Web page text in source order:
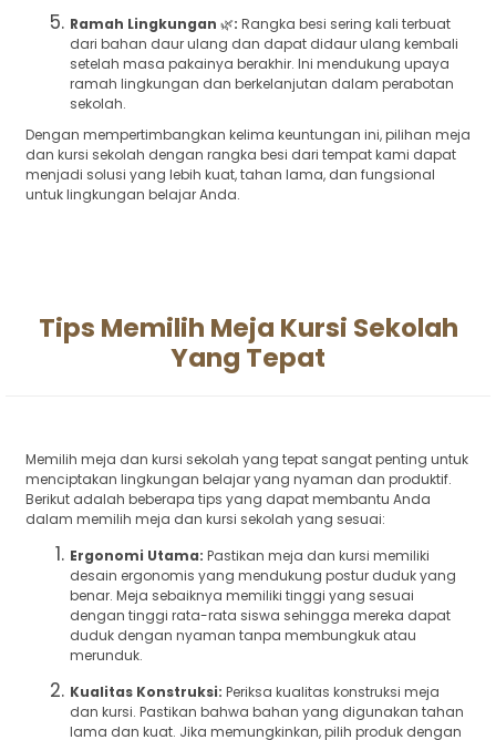
Ramah Lingkungan 🌿: Rangka besi sering kali terbuat
dari bahan daur ulang dan dapat didaur ulang kembali
setelah masa pakainya berakhir. Ini mendukung upaya
ramah lingkungan dan berkelanjutan dalam perabotan
sekolah.
Dengan mempertimbangkan kelima keuntungan ini, pilihan meja
dan kursi sekolah dengan rangka besi dari tempat kami dapat
menjadi solusi yang lebih kuat, tahan lama, dan fungsional
untuk lingkungan belajar Anda.
Tips Memilih Meja Kursi Sekolah
Yang Tepat
Memilih meja dan kursi sekolah yang tepat sangat penting untuk
menciptakan lingkungan belajar yang nyaman dan produktif.
Berikut adalah beberapa tips yang dapat membantu Anda
dalam memilih meja dan kursi sekolah yang sesuai:
Ergonomi Utama: Pastikan meja dan kursi memiliki
desain ergonomis yang mendukung postur duduk yang
benar. Meja sebaiknya memiliki tinggi yang sesuai
dengan tinggi rata-rata siswa sehingga mereka dapat
duduk dengan nyaman tanpa membungkuk atau
merunduk.
Kualitas Konstruksi: Periksa kualitas konstruksi meja
dan kursi. Pastikan bahwa bahan yang digunakan tahan
lama dan kuat. Jika memungkinkan, pilih produk dengan